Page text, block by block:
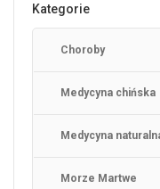
Kategorie
Choroby
Medycyna chińska
Medycyna
Morze Martwe